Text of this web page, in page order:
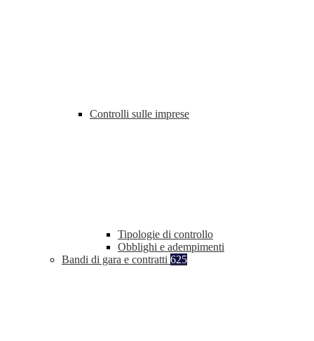
Controlli sulle imprese
Tipologie di controllo
Obblighi e adempimenti
Bandi di gara e contratti 625